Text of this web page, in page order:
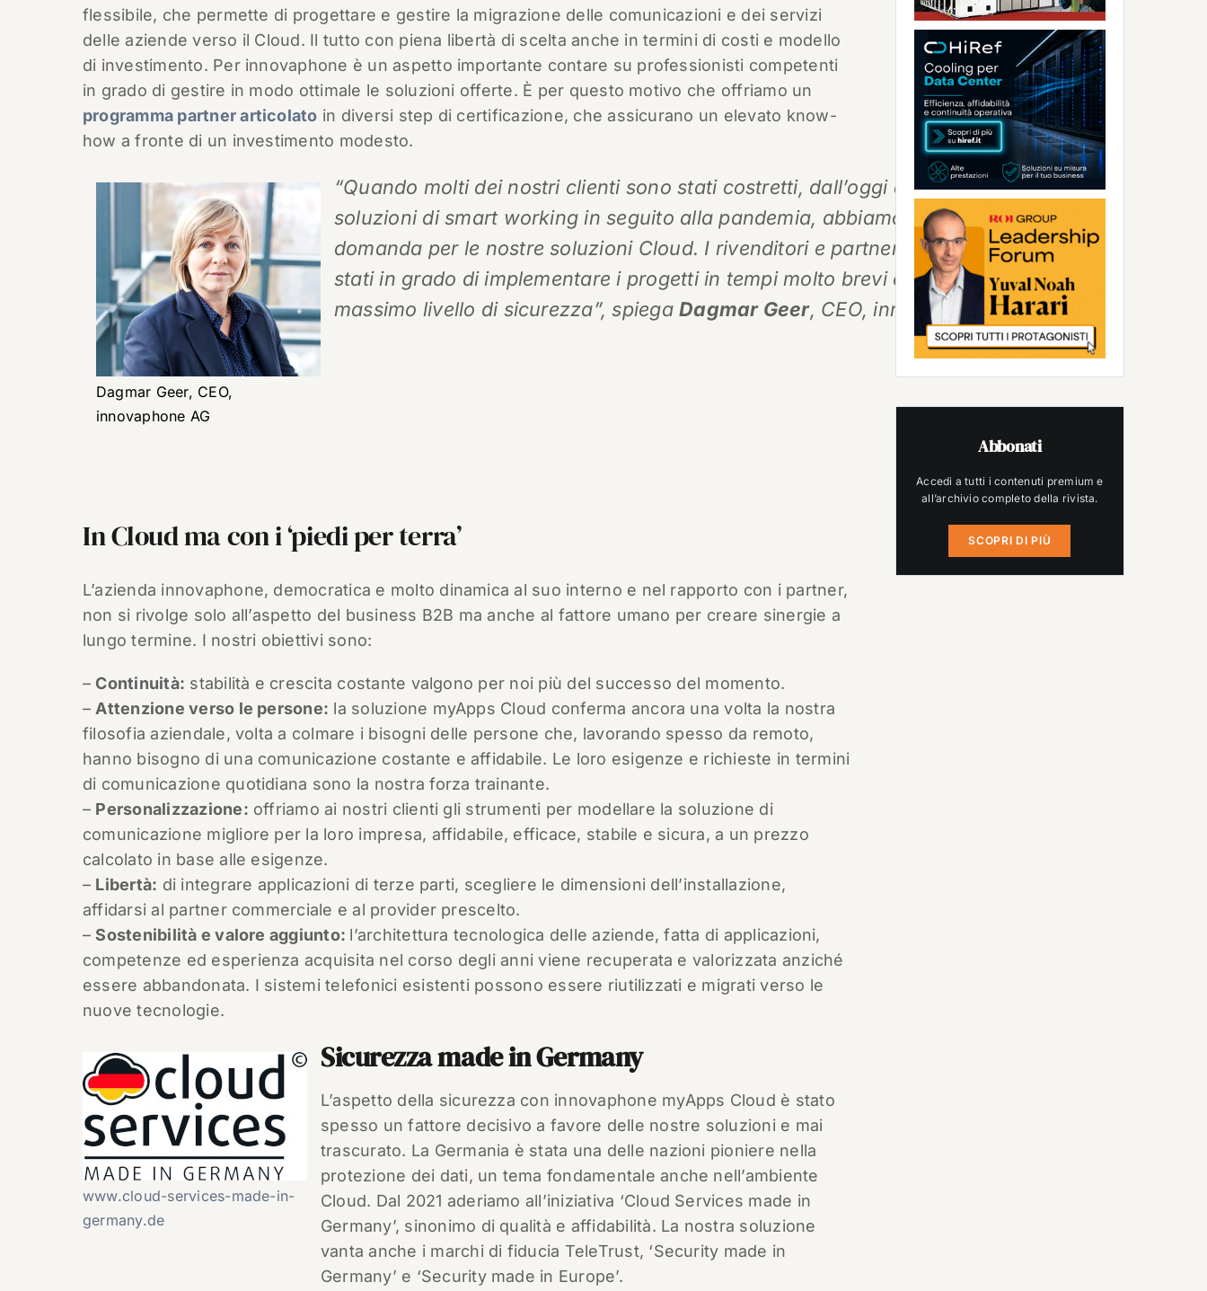
flessibile, che permette di progettare e gestire la migrazione delle comunicazioni e dei servizi
delle aziende verso il Cloud. Il tutto con piena libertà di scelta anche in termini di costi e modello
di investimento. Per innovaphone è un aspetto importante contare su professionisti competenti
in grado di gestire in modo ottimale le soluzioni offerte. È per questo motivo che offriamo un
programma partner articolato in diversi step di certificazione, che assicurano un elevato know-
how a fronte di un investimento modesto.
Dagmar Geer, CEO,
innovaphone AG
“Quando molti dei nostri clienti sono stati costretti, dall’oggi al domani, a scegliere
soluzioni di smart working in seguito alla pandemia, abbiamo registrato una grande
domanda per le nostre soluzioni Cloud. I rivenditori e partner innovaphone sono
stati in grado di implementare i progetti in tempi molto brevi e garantendo il
massimo livello di sicurezza”, spiegaDagmar Geer, CEO, innovaphone AG.
In Cloud ma con i ‘piedi per terra’
L’azienda innovaphone, democratica e molto dinamica al suo interno e nel rapporto con i partner,
non si rivolge solo all’aspetto del business B2B ma anche al fattore umano per creare sinergie a
lungo termine. I nostri obiettivi sono:
– Continuità: stabilità e crescita costante valgono per noi più del successo del momento.
– Attenzione verso le persone: la soluzione myApps Cloud conferma ancora una volta la nostra
filosofia aziendale, volta a colmare i bisogni delle persone che, lavorando spesso da remoto,
hanno bisogno di una comunicazione costante e affidabile. Le loro esigenze e richieste in termini
di comunicazione quotidiana sono la nostra forza trainante.
– Personalizzazione: offriamo ai nostri clienti gli strumenti per modellare la soluzione di
comunicazione migliore per la loro impresa, affidabile, efficace, stabile e sicura, a un prezzo
calcolato in base alle esigenze.
– Libertà: di integrare applicazioni di terze parti, scegliere le dimensioni dell’installazione,
affidarsi al partner commerciale e al provider prescelto.
–Sostenibilità e valore aggiunto: l’architettura tecnologica delle aziende, fatta di applicazioni,
competenze ed esperienza acquisita nel corso degli anni viene recuperata e valorizzata anziché
essere abbandonata. I sistemi telefonici esistenti possono essere riutilizzati e migrati verso le
nuove tecnologie.
www.cloud-services-made-in-
germany.de
Sicurezza made in Germany
L’aspetto della sicurezza con innovaphone myApps Cloud è stato
spesso un fattore decisivo a favore delle nostre soluzioni e mai
trascurato. La Germania è stata una delle nazioni pioniere nella
protezione dei dati, un tema fondamentale anche nell’ambiente
Cloud. Dal 2021 aderiamo all’iniziativa ‘Cloud Services made in
Germany’, sinonimo di qualità e affidabilità. La nostra soluzione
vanta anche i marchi di fiducia TeleTrust, ‘Security made in
Germany’ e ‘Security made in Europe’.
Abbonati
Accedi a tutti i contenuti premium e
all’archivio completo della rivista.
SCOPRI DI PIÙ